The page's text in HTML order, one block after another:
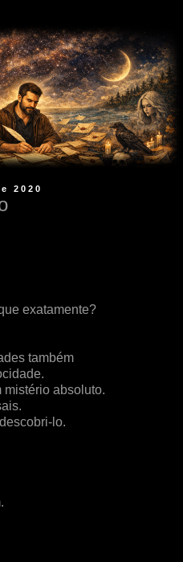
2020
exatamente?
também
mistério absoluto.
lo.